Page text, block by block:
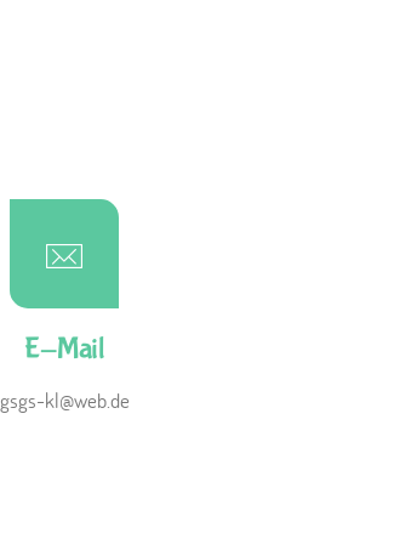
E-Mail
gsgs-kl@web.de